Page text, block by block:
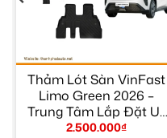
Thảm Lót Sàn VinFast
Limo Green 2026 –
Trung Tâm Lắp Đặt Uy
Tín TPHCM
2.500.000₫